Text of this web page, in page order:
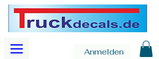
Anmelden